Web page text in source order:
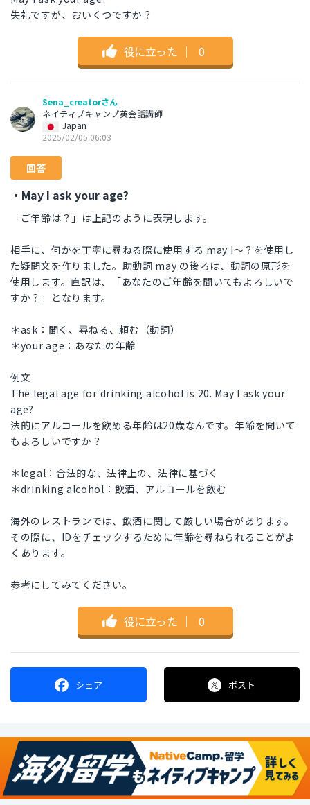
失礼ですが、おいくつですか？
役に立った ｜ 0
Sena_creatorさん
ネイティブキャンプ英会話講師
Japan
2025/02/05 06:03
回答
・May I ask your age?
「ご年齢は？」は上記のように表現します。
相手に、何かを丁寧に尋ねる際に使用する may I〜？を使用し
た疑問文を作りました。助動詞 may の後ろは、動詞の原形を
使用します。直訳は、「あなたのご年齢を聞いてもよろしいで
すか？」となります。
＊ask：聞く、尋ねる、頼む（動詞）
＊your age：あなたの年齢
例文
The legal age for drinking alcohol is 20. May I ask your
age?
法的にアルコールを飲める年齢は20歳なんです。年齢を聞いて
もよろしいですか？
＊legal：合法的な、法律上の、法律に基づく
＊drinking alcohol：飲酒、アルコールを飲む
海外のレストランでは、飲酒に関して厳しい場合があります。
その際に、IDをチェックするために年齢を尋ねられることがよ
くあります。
参考にしてみてください。
役に立った ｜ 0
シェア ポスト